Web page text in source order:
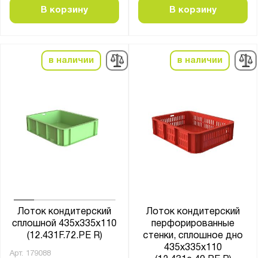
В корзину В корзину
в наличии
Лоток кондитерский
сплошной 435х335х110
(12.431F.72.РЕ R)
Арт. 179088
в наличии
Лоток кондитерский
перфорированные
стенки, сплошное дно
435х335х110